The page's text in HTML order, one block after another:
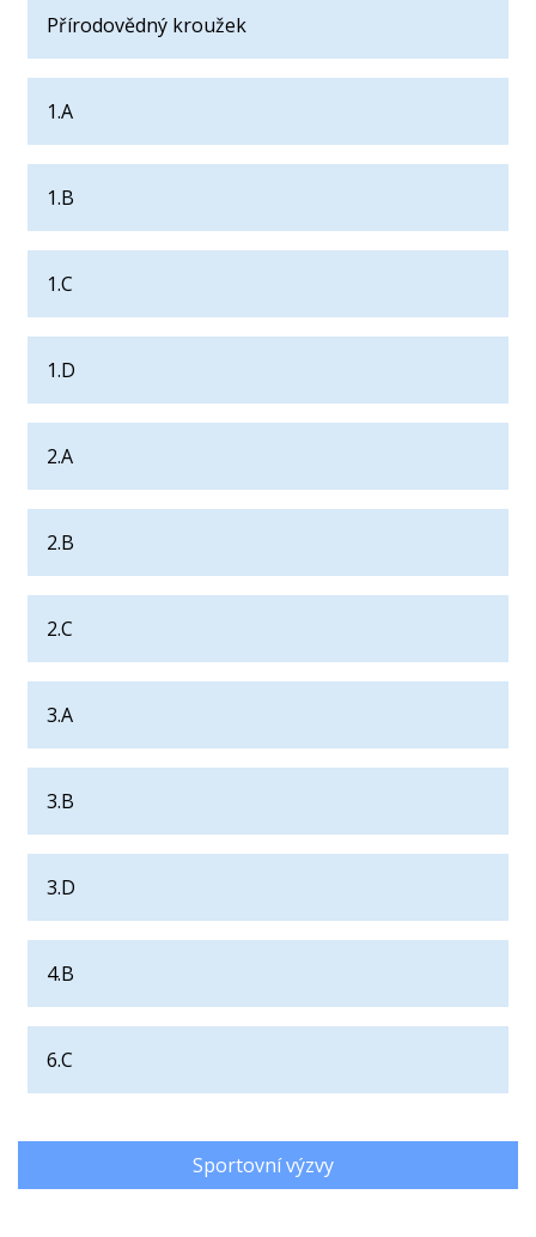
Přírodovědný kroužek
1.A
1.B
1.C
1.D
2.A
2.B
2.C
3.A
3.B
3.D
4.B
6.C
Sportovní výzvy